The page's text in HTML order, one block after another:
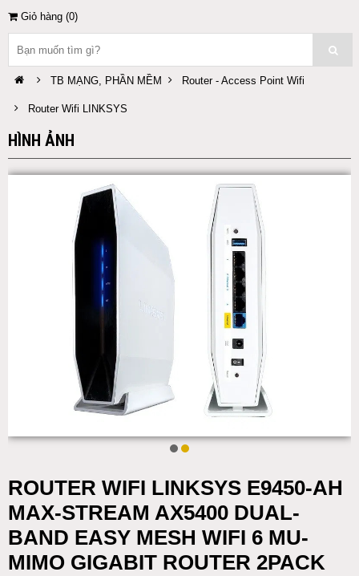
Giỏ hàng (0)
TB MẠNG, PHẦN MỀM Router - Access Point Wifi
Router Wifi LINKSYS
HÌNH ẢNH
ROUTER WIFI LINKSYS E9450-AH
MAX-STREAM AX5400 DUAL-
BAND EASY MESH WIFI 6 MU-
MIMO GIGABIT ROUTER 2PACK